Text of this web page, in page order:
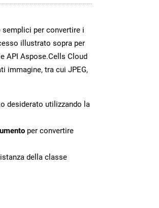
per convertire i
illustrato sopra per
API Aspose.Cells Cloud
immagine, tra cui JPEG,
desiderato utilizzando la
per convertire
della classe